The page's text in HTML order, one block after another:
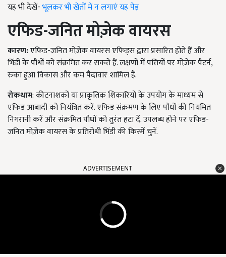
यह भी देखें-भूलकर भी खेतों में न लगाएं यह पेड़
एफिड-जनित मोज़ेक वायरस
कारण:एफिड-जनित मोज़ेक वायरस एफिड्स द्वारा प्रसारित होते हैं और
भिंडी के पौधों को संक्रमित कर सकते हैं. लक्षणों में पत्तियों पर मोज़ेक पैटर्न,
रुका हुआ विकास और कम पैदावार शामिल हैं.
रोकथाम: कीटनाशकों या प्राकृतिक शिकारियों के उपयोग के माध्यम से
एफिड आबादी को नियंत्रित करें. एफिड संक्रमण के लिए पौधों की नियमित
निगरानी करें और संक्रमित पौधों को तुरंत हटा दें. उपलब्ध होने पर एफिड-
जनित मोज़ेक वायरस के प्रतिरोधी भिंडी की किस्में चुनें.
ADVERTISEMENT